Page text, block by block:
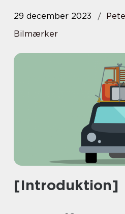
29 december 2023
Bilmærker
[Introduktion]